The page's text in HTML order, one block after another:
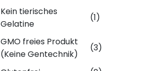
Kein tierisches
Gelatine
(1)
GMO freies Produkt
(Keine Gentechnik)
(3)